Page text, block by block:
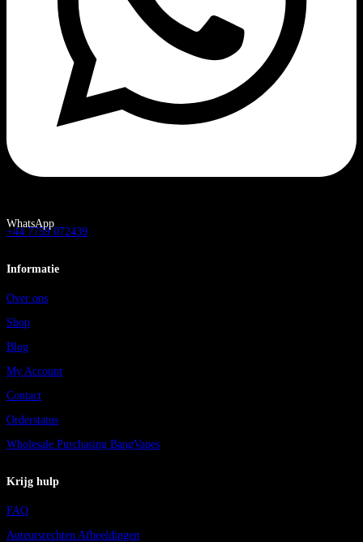
WhatsApp
+44 7759 072439
Informatie
Over ons
Shop
Blog
My Account
Contact
Orderstatus
Wholesale Purchasing BangVapes
Krijg hulp
FAQ
Auteursrechten Afbeeldingen